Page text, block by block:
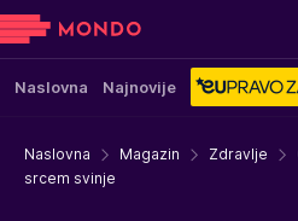
Naslovna Najnovije
Naslovna Magazin Zdravlje
srcem svinje